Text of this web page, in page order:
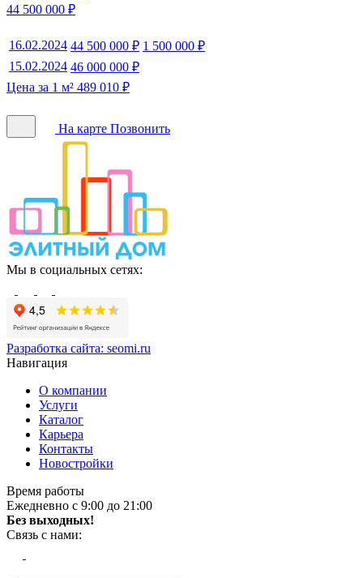
44 500 000 ₽
16.02.2024 44 500 000 ₽ 1 500 000 ₽
15.02.2024 46 000 000 ₽
Цена за 1 м² 489 010 ₽
На карте Позвонить
Мы в социальных сетях:
Разработка сайта: seomi.ru
Навигация
О компании
Услуги
Каталог
Карьера
Контакты
Новостройки
Время работы
Ежедневно с 9:00 до 21:00
Без выходных!
Связь с нами: